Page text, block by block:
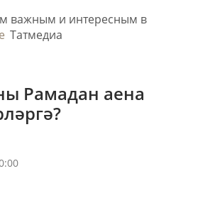
важным и интересным в
Татмедиа
Рамадан аена